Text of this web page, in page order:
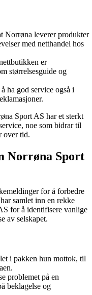
Norrøna leverer produkter
med netthandel hos
er
størrelsesguide og
ha god service også i
Sport AS har et sterkt
noe som bidrar til
over tid.
Norrøna Sport
for å forbedre
samlet inn en rekke
for å identifisere vanlige
av selskapet.
i pakken hun mottok, til
problemet på en
beklagelse og